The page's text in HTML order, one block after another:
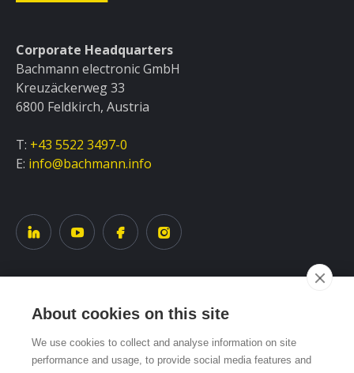
Corporate Headquarters
Bachmann electronic GmbH
Kreuzäckerweg 33
6800 Feldkirch, Austria
T: +43 5522 3497-0
E: info@bachmann.info
About cookies on this site
We use cookies to collect and analyse information on site
performance and usage, to provide social media features and